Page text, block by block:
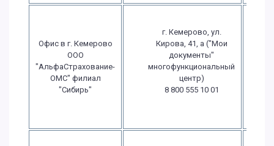
Офис в г. Кемерово
ООО
"АльфаСтрахование-
ОМС" филиал
"Сибирь"
г. Кемерово, ул.
Кирова, 41, а ("Мои
документы"
многофункциональный
центр)
8 800 555 10 01